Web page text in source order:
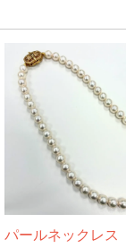
パールネックレス